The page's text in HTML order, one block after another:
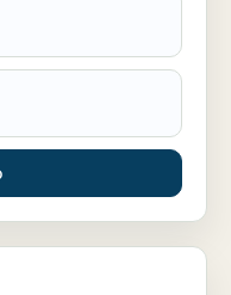
garage til leje i